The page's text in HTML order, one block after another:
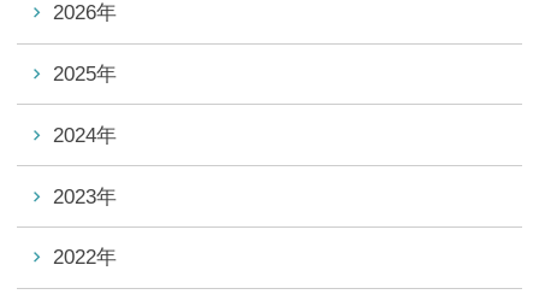
2026年
2025年
2024年
2023年
2022年